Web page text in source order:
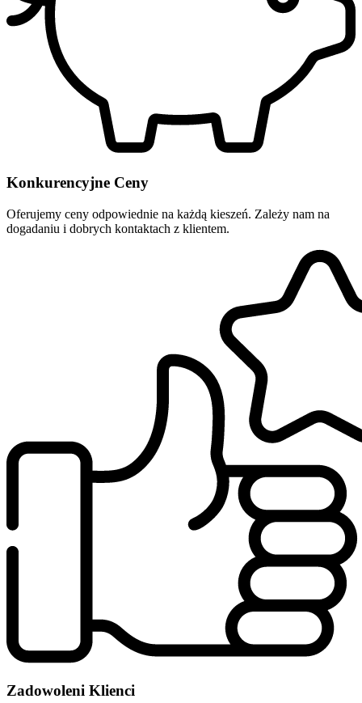
Konkurencyjne Ceny
Oferujemy ceny odpowiednie na każdą kieszeń. Zależy nam na
dogadaniu i dobrych kontaktach z klientem.
Zadowoleni Klienci